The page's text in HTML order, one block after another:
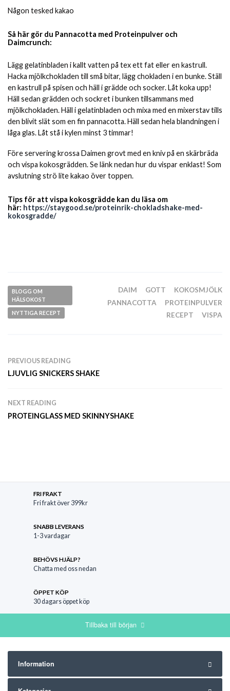
Någon tesked kakao
Så här gör du Pannacotta med Proteinpulver och
Daimcrunch:
Lägg gelatinbladen i kallt vatten på tex ett fat eller en kastrull.
Hacka mjölkchokladen till små bitar, lägg chokladen i en bunke. Ställ
en kastrull på spisen och häll i grädde och socker. Låt koka upp!
Häll sedan grädden och sockret i bunken tillsammans med
mjölkchokladen. Häll i gelatinbladen och mixa med en mixerstav tills
den blivit slät som en fin pannacotta. Häll sedan hela blandningen i
låga glas. Låt stå i kylen minst 3 timmar!
Före servering krossa Daimen grovt med en kniv på en skärbräda
och vispa kokosgrädden. Se länk nedan hur du vispar enklast! Som
avslutning strö lite kakao över toppen.
Tips för att vispa kokosgrädde kan du läsa om
här: https://staygood.se/proteinrik-chokladshake-med-
kokosgradde/
BLOGG OM
HÄLSOKOST
NYTTIGA RECEPT
DAIM GOTT
KOKOSMJÖLK
PANNACOTTA
PROTEINPULVER
RECEPT
VISPA
PREVIOUS READING
LJUVLIG SNICKERS SHAKE
NEXT READING
PROTEINGLASS MED SKINNYSHAKE
FRI FRAKT
Fri frakt över 399kr
SNABB LEVERANS
1-3 vardagar
BEHÖVS HJÄLP?
Chatta med oss nedan
ÖPPET KÖP
30 dagars öppet köp
Tillbaka till början
Information